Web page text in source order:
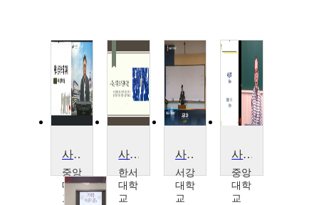
사회심리학
중앙
대학
교
사회심리학
한서
대학
교
사회심리학
서강
대학
교
사회심리학
중앙
대학
교